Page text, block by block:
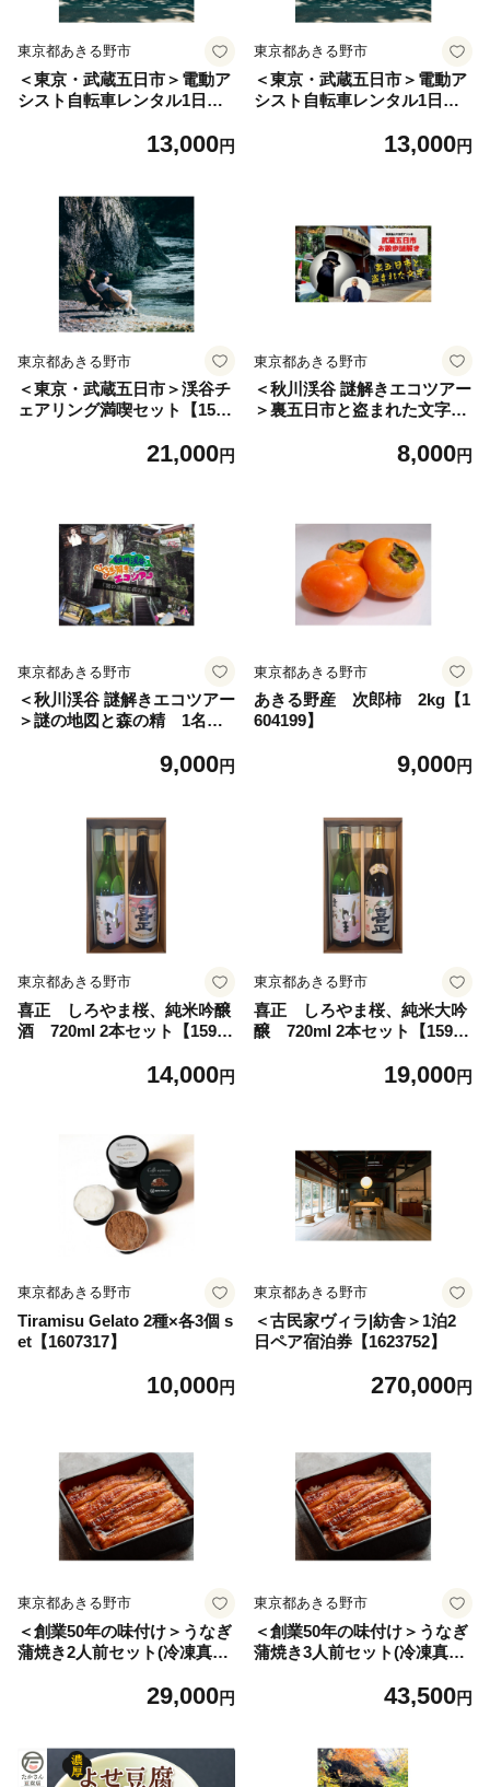
東京都あきる野市
＜東京・武蔵五日市＞電動ア
シスト自転車レンタル1日パ
り捨て可)【1577119】13,000円
東京都あきる野市
＜東京・武蔵五日市＞電動ア
シスト自転車レンタル1日利
13,000円
東京都あきる野市
＜東京・武蔵五日市＞渓谷チ
ェアリング満喫セット【1577
21,000円
東京都あきる野市
＜秋川渓谷 謎解きエコツアー
＞裏五日市と盗まれた文字
8,000円
東京都あきる野市
＜秋川渓谷 謎解きエコツアー
＞謎の地図と森の精 1名様
9,000円
東京都あきる野市
あきる野産 次郎柿 2kg【1
604199】
9,000円
東京都あきる野市
喜正 しろやま桜、純米吟醸
酒 720ml 2本セット【15991
14,000円
東京都あきる野市
喜正 しろやま桜、純米大吟
醸 720ml 2本セット【15991
19,000円
東京都あきる野市
Tiramisu Gelato 2種×各3個 s
et【1607317】
10,000円
東京都あきる野市
＜古民家ヴィラ|紡舎＞1泊2
日ペア宿泊券【1623752】
270,000円
東京都あきる野市
＜創業50年の味付け＞うなぎ
蒲焼き2人前セット(冷凍真空
29,000円
東京都あきる野市
＜創業50年の味付け＞うなぎ
蒲焼き3人前セット(冷凍真空
43,500円